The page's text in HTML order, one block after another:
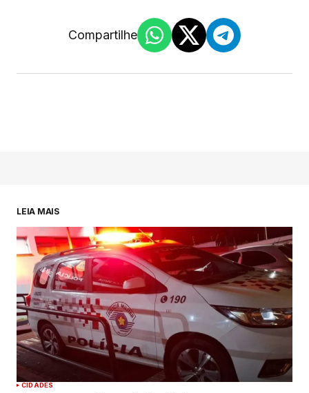
Compartilhe
LEIA MAIS
CIDADES